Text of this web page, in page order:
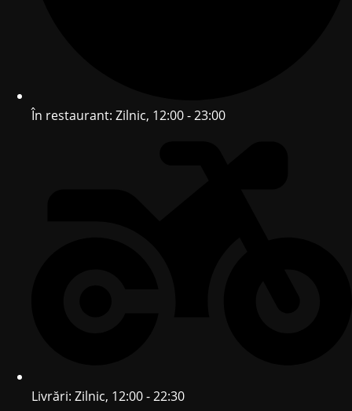
În restaurant: Zilnic, 12:00 - 23:00
Livrări: Zilnic, 12:00 - 22:30